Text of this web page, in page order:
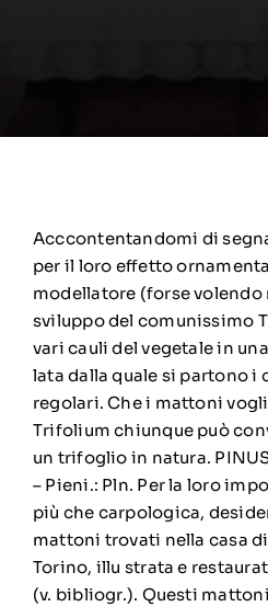
Acccontentandomi di
per il loro effetto
modellatore (forse
sviluppo del comunissimo
vari cauli del vegetale in
lata dalla quale si partono i
regolari. Che i mattoni
Trifolium chiunque può
un trifoglio in natura. PINUS
– Pieni.: Pln. Per la loro
più che carpologica,
mattoni trovati nella casa
Torino, illu strata e
(v. bibliogr.). Questi